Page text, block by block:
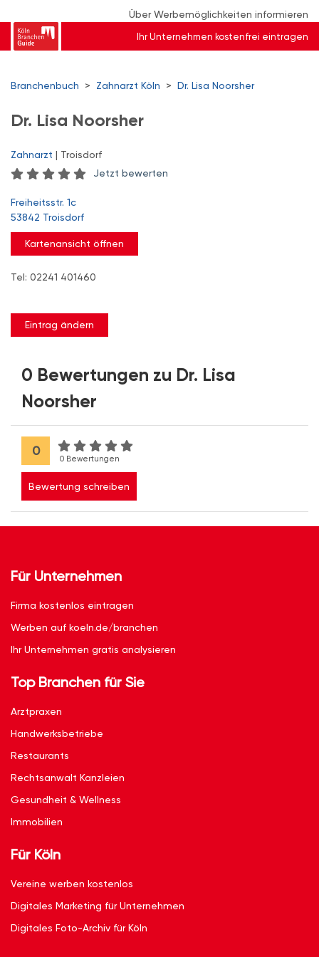
Über Werbemöglichkeiten informieren
Ihr Unternehmen kostenfrei eintragen
Branchenbuch > Zahnarzt Köln > Dr. Lisa Noorsher
Dr. Lisa Noorsher
Zahnarzt | Troisdorf
Jetzt bewerten
Freiheitsstr. 1c
53842 Troisdorf
Kartenansicht öffnen
Tel: 02241 401460
Eintrag ändern
0 Bewertungen zu Dr. Lisa
Noorsher
0
0 Bewertungen
Bewertung schreiben
Für Unternehmen
Firma kostenlos eintragen
Werben auf koeln.de/branchen
Ihr Unternehmen gratis analysieren
Top Branchen für Sie
Arztpraxen
Handwerksbetriebe
Restaurants
Rechtsanwalt Kanzleien
Gesundheit & Wellness
Immobilien
Für Köln
Vereine werben kostenlos
Digitales Marketing für Unternehmen
Digitales Foto-Archiv für Köln